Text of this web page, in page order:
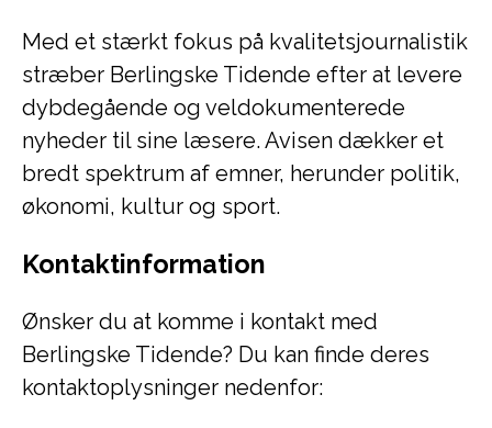
Med et stærkt fokus på kvalitetsjournalistik
stræber Berlingske Tidende efter at levere
dybdegående og veldokumenterede
nyheder til sine læsere. Avisen dækker et
bredt spektrum af emner, herunder politik,
økonomi, kultur og sport.
Kontaktinformation
Ønsker du at komme i kontakt med
Berlingske Tidende? Du kan finde deres
kontaktoplysninger nedenfor: